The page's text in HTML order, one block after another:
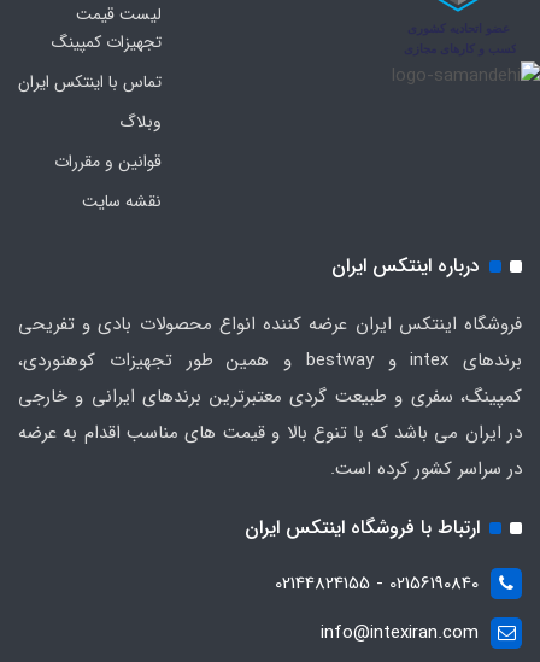
لیست قیمت
تجهیزات کمپینگ
تماس با اینتکس ایران
وبلاگ
قوانین و مقررات
نقشه سایت
درباره اینتکس ایران
فروشگاه اینتکس ایران عرضه کننده انواع محصولات بادی و تفریحی
برندهای intex و bestway و همین طور تجهیزات کوهنوردی،
کمپینگ، سفری و طبیعت گردی معتبرترین برندهای ایرانی و خارجی
در ایران می باشد که با تنوع بالا و قیمت های مناسب اقدام به عرضه
در سراسر کشور کرده است.
ارتباط با فروشگاه اینتکس ایران
02156190840 - 02144824155
info@intexiran.com